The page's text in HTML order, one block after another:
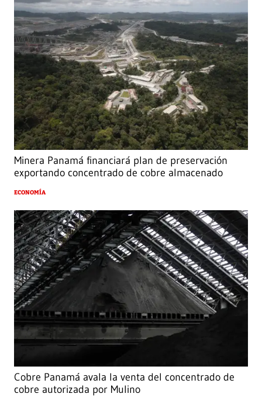
Minera Panamá financiará plan de preservación
exportando concentrado de cobre almacenado
ECONOMÍA
Cobre Panamá avala la venta del concentrado de
cobre autorizada por Mulino